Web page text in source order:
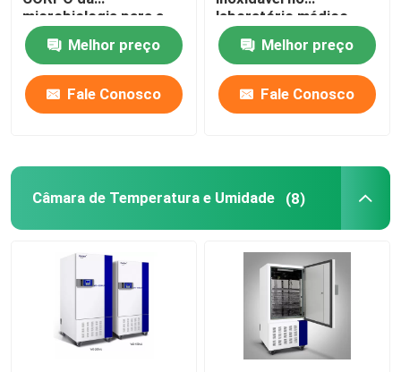
microbiologia para a
cultura bacteriana
110V 220VMelhor preço
Fale Conosco
laboratório médico
400L
Melhor preço
Fale Conosco
Câmara de Temperatura e Umidade (8)